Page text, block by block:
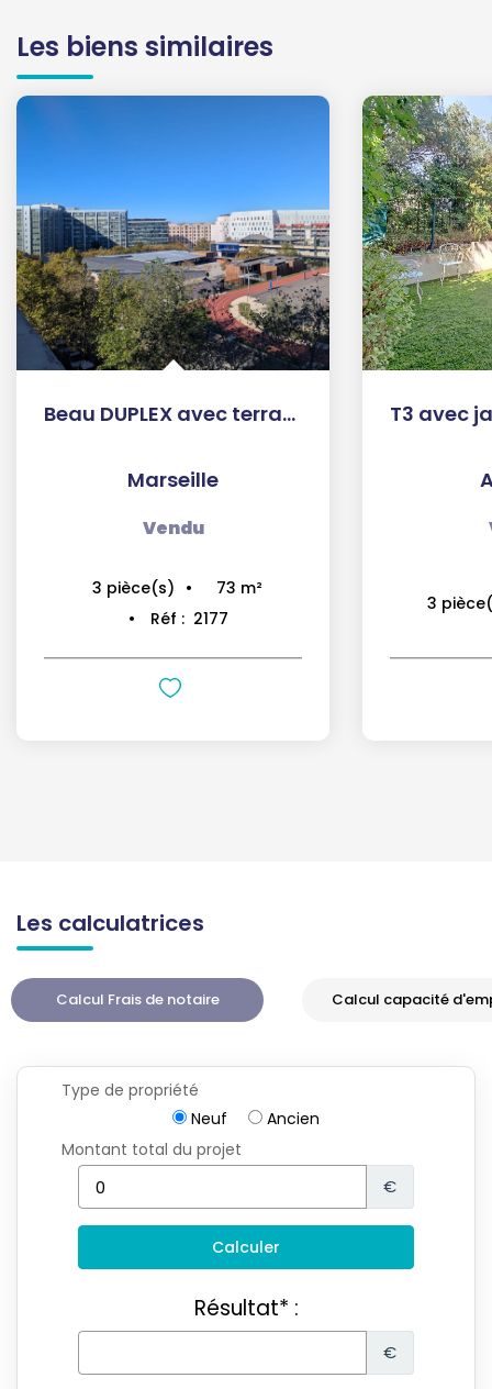
Les biens similaires
Beau DUPLEX avec terrasse
Marseille
Vendu
3 pièce(s) 73 m²
Réf : 2177
3
Les calculatrices
Calcul Frais de notaire Calcul capacité